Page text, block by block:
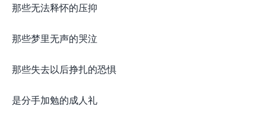
那些无法释怀的压抑
那些梦里无声的哭泣
那些失去以后挣扎的恐惧
是分手加勉的成人礼